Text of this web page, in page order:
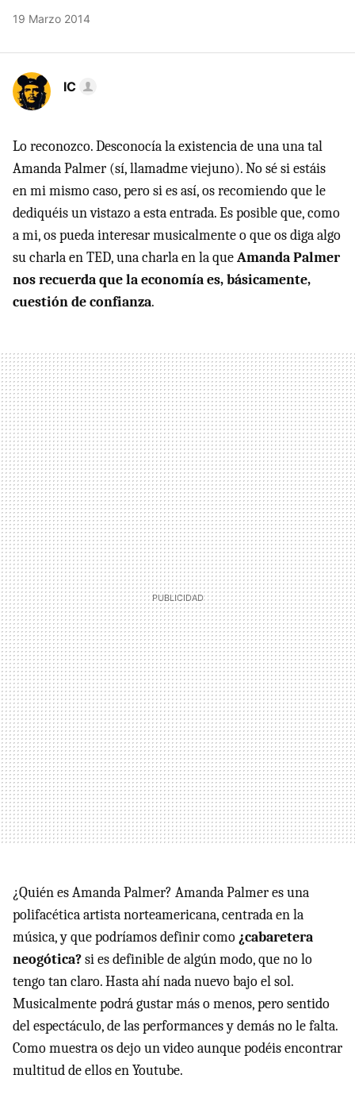
19 Marzo 2014
IC
Lo reconozco. Desconocía la existencia de una una tal
Amanda Palmer (sí, llamadme viejuno). No sé si estáis
en mi mismo caso, pero si es así, os recomiendo que le
dediquéis un vistazo a esta entrada. Es posible que, como
a mi, os pueda interesar musicalmente o que os diga algo
su charla en TED, una charla en la queAmanda Palmer
nos recuerda que la economía es, básicamente,
cuestión de confianza.
¿Quién es Amanda Palmer? Amanda Palmer es una
polifacética artista norteamericana, centrada en la
música, y que podríamos definir como ¿cabaretera
neogótica?si es definible de algún modo, que no lo
tengo tan claro. Hasta ahí nada nuevo bajo el sol.
Musicalmente podrá gustar más o menos, pero sentido
del espectáculo, de las performances y demás no le falta.
Como muestra os dejo un video aunque podéis encontrar
multitud de ellos en Youtube.